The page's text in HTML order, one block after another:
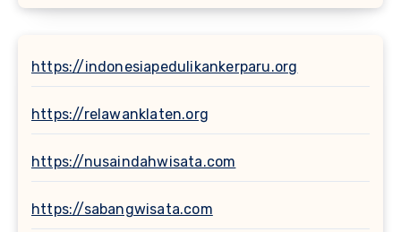
https://indonesiapedulikankerparu.org
https://relawanklaten.org
https://nusaindahwisata.com
https://sabangwisata.com